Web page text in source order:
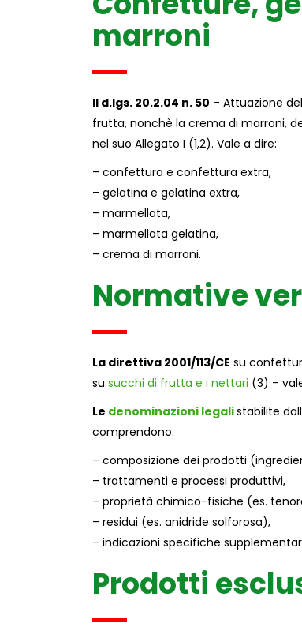
marroni
Il d.lgs. 20.2.04 n. 50 – Attuazione
frutta, nonchè la crema di marroni,
nel suo Allegato I (1,2). Vale a dire:
– confettura e confettura extra,
– gelatina e gelatina extra,
– marmellata,
– marmellata gelatina,
– crema di marroni.
Normative
La direttiva 2001/113/CE su
su succhi di frutta e i nettari (3) –
Le denominazioni legalistabilite
comprendono:
– composizione dei prodotti
– trattamenti e processi produttivi,
– proprietà chimico-fisiche (es.
– residui (es. anidride solforosa),
– indicazioni specifiche
Prodotti